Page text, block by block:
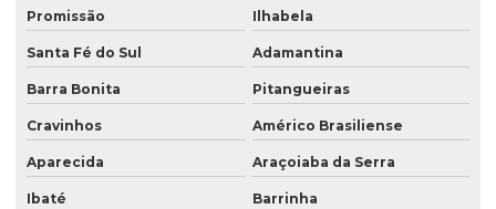
Promissão Ilhabela
Santa Fé do Sul Adamantina
Barra Bonita Pitangueiras
Cravinhos Américo Brasiliense
Aparecida Araçoiaba da Serra
Ibaté Barrinha